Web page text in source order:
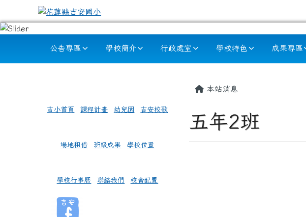
跳至主內容區
花蓮縣吉安國小
公告專區 學校簡介 行政處室 學校特色 成果專區
吉小首頁 課程計畫 幼兒園 吉安校歌
場地租借 班級成果 學校位置
學校行事曆 聯絡我們 校舍配置
主內容區域
本站消息
五年2班